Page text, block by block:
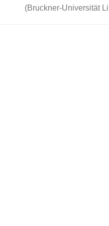
(Bruckner-Universität